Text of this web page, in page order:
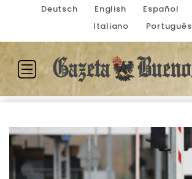
Deutsch English Español
Italiano
Português